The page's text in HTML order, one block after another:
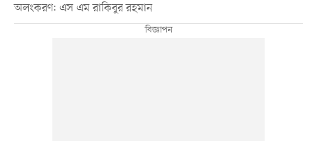
অলংকরণ: এস এম রাকিবুর রহমান